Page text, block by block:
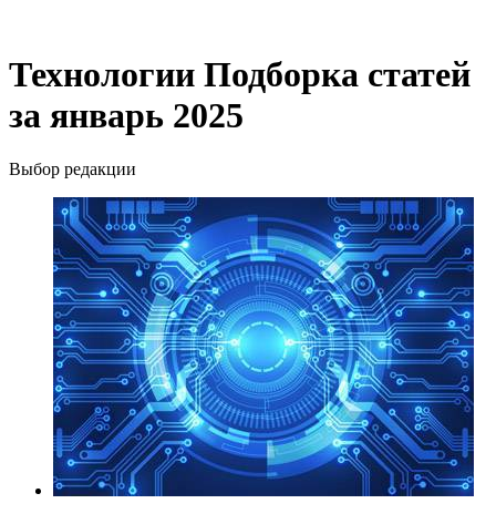
Технологии Подборка статей
за январь 2025
Выбор редакции